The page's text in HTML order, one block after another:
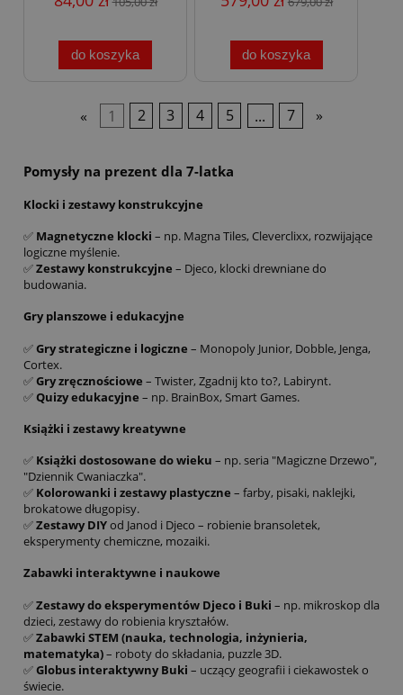
do koszyka do koszyka
« 1 2 3 4 5 ... 7 »
Pomysły na prezent dla 7-latka
Klocki i zestawy konstrukcyjne
✅ Magnetyczne klocki – np. Magna Tiles, Cleverclixx, rozwijające
logiczne myślenie.
✅Zestawy konstrukcyjne – Djeco, klocki drewniane do
budowania.
Gry planszowe i edukacyjne
✅Gry strategiczne i logiczne – Monopoly Junior, Dobble, Jenga,
Cortex.
✅Gry zręcznościowe – Twister, Zgadnij kto to?, Labirynt.
✅Quizy edukacyjne – np. BrainBox, Smart Games.
Książki i zestawy kreatywne
✅ Książki dostosowane do wieku – np. seria "Magiczne Drzewo",
"Dziennik Cwaniaczka".
✅ Kolorowanki i zestawy plastyczne – farby, pisaki, naklejki,
brokatowe długopisy.
✅Zestawy DIYod Janod i Djeco – robienie bransoletek,
eksperymenty chemiczne, mozaiki.
Zabawki interaktywne i naukowe
✅Zestawy do eksperymentów Djeco i Buki – np. mikroskop dla
dzieci, zestawy do robienia kryształów.
✅Zabawki STEM (nauka, technologia, inżynieria,
matematyka)– roboty do składania, puzzle 3D.
✅Globus interaktywny Buki – uczący geografii i ciekawostek o
świecie.